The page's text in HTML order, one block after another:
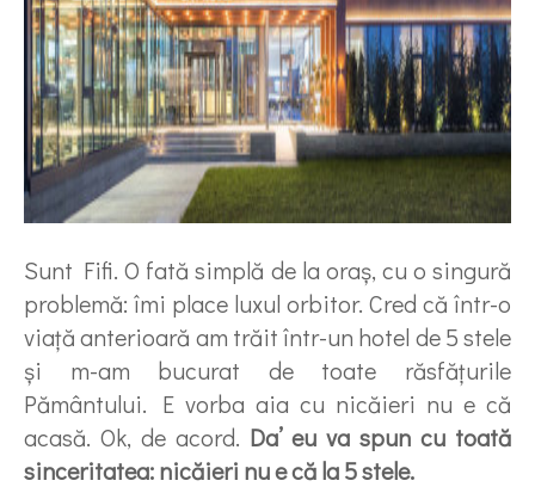
Sunt Fifi. O fată simplă de la oraş, cu o singură
problemă: îmi place luxul orbitor. Cred că într-o
viaţă anterioară am trăit într-un hotel de 5 stele
şi m-am bucurat de toate răsfăţurile
Pământului. E vorba aia cu nicăieri nu e că
acasă. Ok, de acord. Da’ eu va spun cu toată
sinceritatea: nicăieri nu e că la 5 stele.